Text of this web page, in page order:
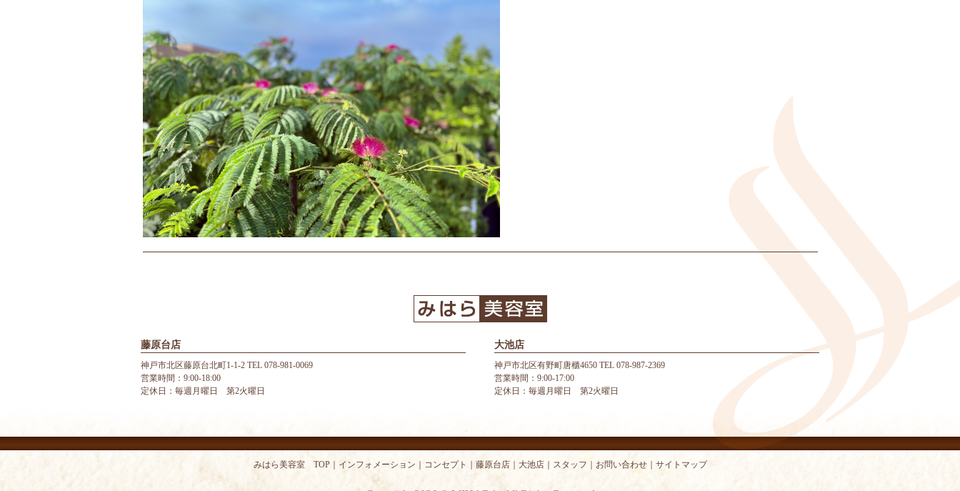
藤原台店
神戸市北区藤原台北町1-1-2 TEL 078-981-0069
営業時間：9:00-18:00
定休日：毎週月曜日 第2火曜日
大池店
神戸市北区有野町唐櫃4650 TEL 078-987-2369
営業時間：9:00-17:00
定休日：毎週月曜日 第2火曜日
みはら美容室 TOP｜ インフォメーション コンセプト 藤原台店｜ 大池店｜ スタッフ お問い合わせ｜ サイトマップ